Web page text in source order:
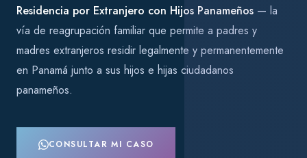
Residencia por Extranjero con Hijos Panameños — la
vía de reagrupación familiar que permite a padres y
madres extranjeros residir legalmente y permanentemente
en Panamá junto a sus hijos e hijas ciudadanos
panameños.
CONSULTAR MI CASO